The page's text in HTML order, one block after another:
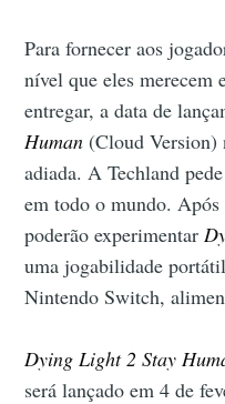
Para fornecer aos
nível que eles merecem
entregar, a data de
Human (Cloud Version)
adiada. A Techland
em todo o mundo.
poderão experimentar
uma jogabilidade
Nintendo Switch,
Dying Light 2 Stay
será lançado em 4 de